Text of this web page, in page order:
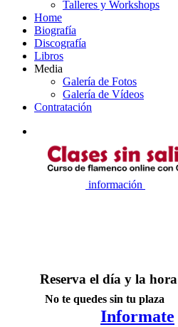
Talleres y Workshops
Home
Biografía
Discografía
Libros
Media
Galería de Fotos
Galería de Vídeos
Contratación
información
Reserva el día y la hora
No te quedes sin tu plaza
Informate